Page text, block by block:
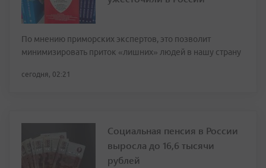
По мнению приморских экспертов, это позволит
минимизировать приток «лишних» людей в нашу страну
сегодня, 02:21
Социальная пенсия в России
выросла до 16,6 тысячи
рублей